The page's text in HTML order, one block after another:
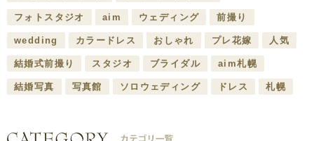
フォトスタジオ aim ウェディング 前撮り
wedding カラードレス おしゃれ プレ花嫁 人気
結婚式前撮り スタジオ ブライダル aim札幌
結婚写真 写真館 ソロウェディング ドレス 札幌